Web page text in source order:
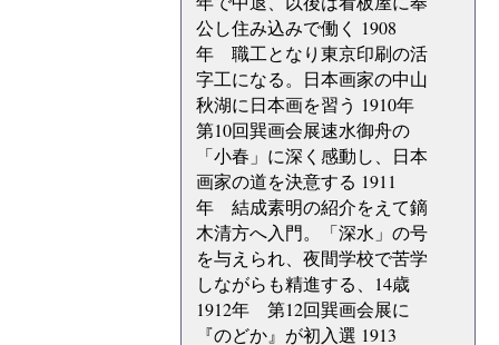
公し住み込みで働く 1908
年 職工となり東京印刷の活
字工になる。日本画家の中山
秋湖に日本画を習う 1910年
第10回巽画会展速水御舟の
「小春」に深く感動し、日本
画家の道を決意する 1911
年 結成素明の紹介をえて鏑
木清方へ入門。「深水」の号
を与えられ、夜間学校で苦学
しながらも精進する、14歳
1912年 第12回巽画会展に
『のどか』が初入選 1913